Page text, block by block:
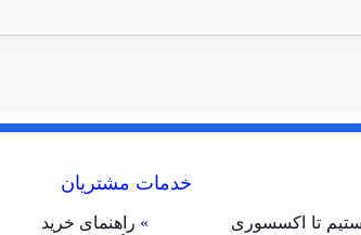
تا اکسسوری
خدمات مشتریان
» راهنمای خرید